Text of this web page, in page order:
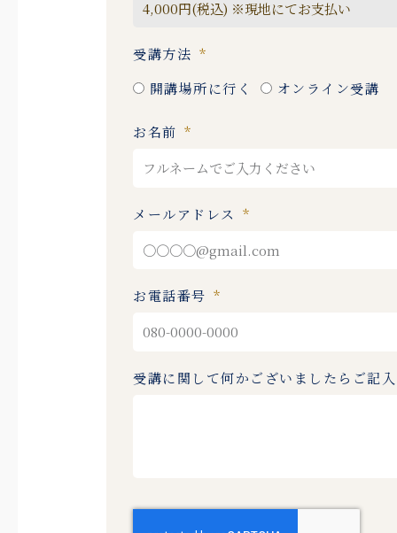
受講方法
開講場所に行く
オンライン受講
お名前
メールアドレス
お電話番号
受講に関して何かございましたらご記